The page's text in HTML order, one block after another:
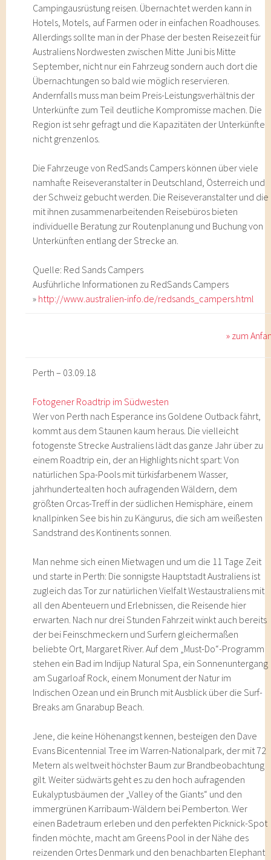
Campingausrüstung reisen. Übernachtet werden kann in
Hotels, Motels, auf Farmen oder in einfachen Roadhouses.
Allerdings sollte man in der Phase der besten Reisezeit für
Australiens Nordwesten zwischen Mitte Juni bis Mitte
September, nicht nur ein Fahrzeug sondern auch dort die
Übernachtungen so bald wie möglich reservieren.
Andernfalls muss man beim Preis-Leistungsverhältnis der
Unterkünfte zum Teil deutliche Kompromisse machen. Die
Region ist sehr gefragt und die Kapazitäten der Unterkünfte
nicht grenzenlos.
Die Fahrzeuge von RedSands Campers können über viele
namhafte Reiseveranstalter in Deutschland, Österreich und
der Schweiz gebucht werden. Die Reiseveranstalter und die
mit ihnen zusammenarbeitenden Reisebüros bieten
individuelle Beratung zur Routenplanung und Buchung von
Unterkünften entlang der Strecke an.
Quelle: Red Sands Campers
Ausführliche Informationen zu RedSands Campers
» http://www.australien-info.de/redsands_campers.html
» zum
Perth – 03.09.18
Fotogener Roadtrip im Südwesten
Wer von Perth nach Esperance ins Goldene Outback fährt,
kommt aus dem Staunen kaum heraus. Die vielleicht
fotogenste Strecke Australiens lädt das ganze Jahr über zu
einem Roadtrip ein, der an Highlights nicht spart: Von
natürlichen Spa-Pools mit türkisfarbenem Wasser,
jahrhundertealten hoch aufragenden Wäldern, dem
größten Orcas-Treff in der südlichen Hemisphäre, einem
knallpinken See bis hin zu Kängurus, die sich am weißesten
Sandstrand des Kontinents sonnen.
Man nehme sich einen Mietwagen und um die 11 Tage Zeit
und starte in Perth: Die sonnigste Hauptstadt Australiens ist
zugleich das Tor zur natürlichen Vielfalt Westaustraliens mit
all den Abenteuern und Erlebnissen, die Reisende hier
erwarten. Nach nur drei Stunden Fahrzeit winkt auch bereits
der bei Feinschmeckern und Surfern gleichermaßen
beliebte Ort, Margaret River. Auf dem „Must-Do“-Programm
stehen ein Bad im Indijup Natural Spa, ein Sonnenuntergang
am Sugarloaf Rock, einem Monument der Natur im
Indischen Ozean und ein Brunch mit Ausblick über die Surf-
Breaks am Gnarabup Beach.
Jene, die keine Höhenangst kennen, besteigen den Dave
Evans Bicentennial Tree im Warren-Nationalpark, der mit 72
Metern als weltweit höchster Baum zur Brandbeobachtung
gilt. Weiter südwärts geht es zu den hoch aufragenden
Eukalyptusbäumen der „Valley of the Giants“ und den
immergrünen Karribaum-Wäldern bei Pemberton. Wer
einen Badetraum erleben und den perfekten Picknick-Spot
finden möchte, macht am Greens Pool in der Nähe des
reizenden Ortes Denmark und den benachbarten Elephant